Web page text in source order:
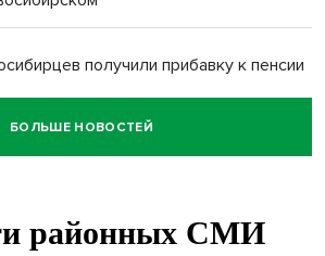
получили прибавку к пенсии
рак на бесплатной диспансеризации
склада Ozon попыталась
БОЛЬШЕ НОВОСТЕЙ